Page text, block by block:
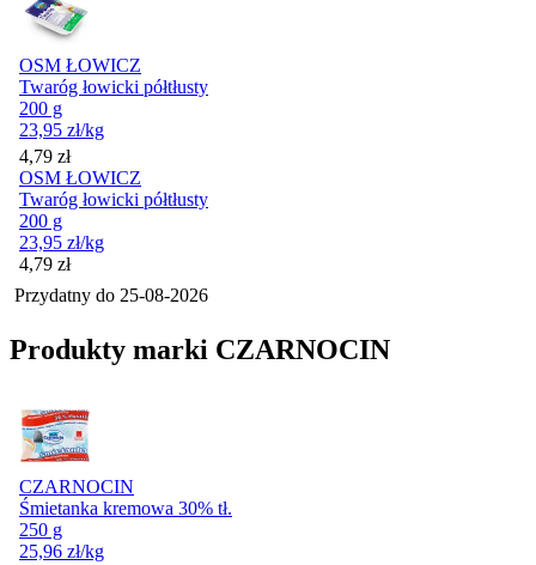
OSM ŁOWICZ
Twaróg łowicki półtłusty
200 g
23,95 zł/kg
Cena
4,79 zł
OSM ŁOWICZ
Twaróg łowicki półtłusty
200 g
23,95 zł/kg
Cena
4,79 zł
Przydatny do 25-08-2026
Produkty marki CZARNOCIN
CZARNOCIN
Śmietanka kremowa 30% tł.
250 g
25,96 zł/kg